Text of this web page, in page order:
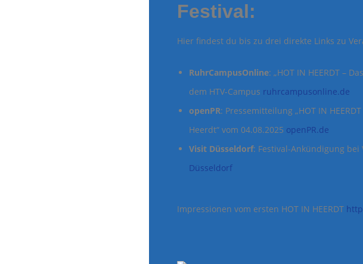
Festival:
Hier findest du bis zu drei direkte Links zu
RuhrCampusOnline: „HOT IN HEERDT –
dem HTV-Campus ruhrcampusonline.de
openPR: Pressemitteilung „HOT IN
Heerdt“ vom 04.08.2025 openPR.de
Visit Düsseldorf: Festival-Ankündigung bei
Düsseldorf
Impressionen vom ersten HOT IN HEERDT